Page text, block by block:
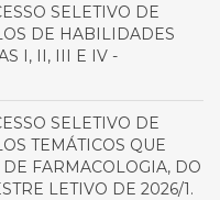
SELETIVO DE
DE HABILIDADES
I, II, III E IV -
SELETIVO DE
TEMÁTICOS QUE
FARMACOLOGIA, DO
LETIVO DE 2026/1.